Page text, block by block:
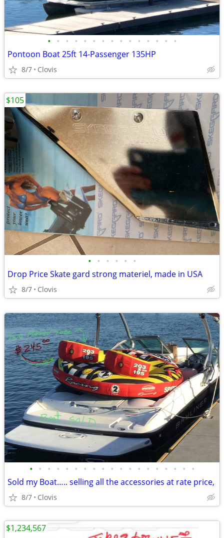
• • • • • • • • • • • • • • •
Pontoon Boat 25ft 14-Passenger 135HP
8/7 Clovis
• • • • • •
Drop Price Skate gard strong materiel, made in USA
8/7 Clovis
$105
• • • • • • • • • • • • • • • • • • •
Sold my Boat….. selling all the accessories at rate price,
8/7 Clovis
$1,234,567